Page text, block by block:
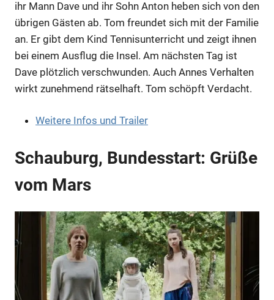
ihr Mann Dave und ihr Sohn Anton heben sich von den
übrigen Gästen ab. Tom freundet sich mit der Familie
an. Er gibt dem Kind Tennisunterricht und zeigt ihnen
bei einem Ausflug die Insel. Am nächsten Tag ist
Dave plötzlich verschwunden. Auch Annes Verhalten
wirkt zunehmend rätselhaft. Tom schöpft Verdacht.
Weitere Infos und Trailer
Schauburg, Bundesstart: Grüße
vom Mars